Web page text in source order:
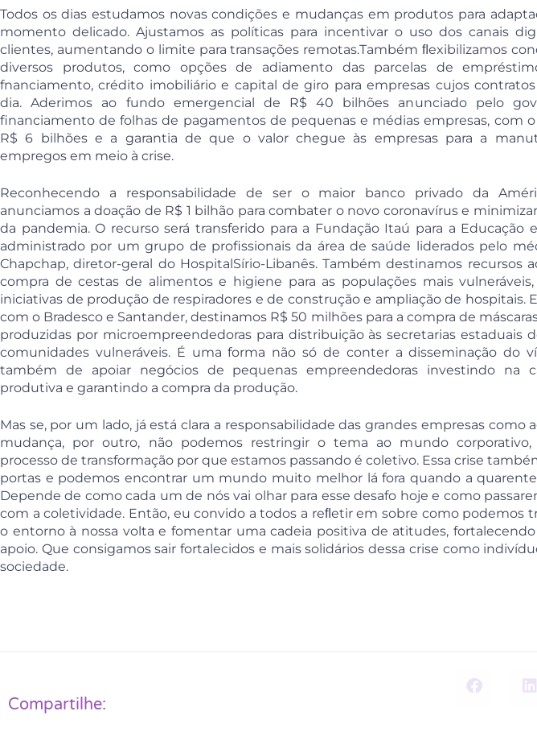
Todos os dias estudamos novas condições e mudanças em produtos para
momento delicado. Ajustamos as políticas para incentivar o uso dos canais
clientes, aumentando o limite para transações remotas.Também ﬂexibilizamos
diversos produtos, como opções de adiamento das parcelas de
fnanciamento, crédito imobiliário e capital de giro para empresas cujos
dia. Aderimos ao fundo emergencial de R$ 40 bilhões anunciado pelo
financiamento de folhas de pagamentos de pequenas e médias empresas, com
R$ 6 bilhões e a garantia de que o valor chegue às empresas para a
empregos em meio à crise.
Reconhecendo a responsabilidade de ser o maior banco privado da
anunciamos a doação de R$ 1 bilhão para combater o novo coronavírus e
da pandemia. O recurso será transferido para a Fundação Itaú para a Educação
administrado por um grupo de profissionais da área de saúde liderados pelo
Chapchap, diretor-geral do HospitalSírio-Libanês. Também destinamos recursos
compra de cestas de alimentos e higiene para as populações mais
iniciativas de produção de respiradores e de construção e ampliação de hospitais.
com o Bradesco e Santander, destinamos R$ 50 milhões para a compra de
produzidas por microempreendedoras para distribuição às secretarias estaduais
comunidades vulneráveis. É uma forma não só de conter a disseminação do
também de apoiar negócios de pequenas empreendedoras investindo na
produtiva e garantindo a compra da produção.
Mas se, por um lado, já está clara a responsabilidade das grandes empresas como
mudança, por outro, não podemos restringir o tema ao mundo
processo de transformação por que estamos passando é coletivo. Essa crise
portas e podemos encontrar um mundo muito melhor lá fora quando a
Depende de como cada um de nós vai olhar para esse desafo hoje e como
com a coletividade. Então, eu convido a todos a reﬂetir em sobre como podemos
o entorno à nossa volta e fomentar uma cadeia positiva de atitudes,
apoio. Que consigamos sair fortalecidos e mais solidários dessa crise como
sociedade.
Compartilhe: